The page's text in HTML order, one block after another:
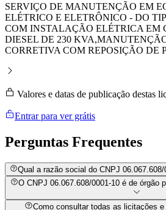
SERVIÇO DE MANUTENÇÃO EM
ELÉTRICO E ELETRÔNICO - DO
COM INSTALAÇÃO ELÉTRICA EM
DIESEL DE 230
CORRETIVA COM REPOSIÇÃO DE
Valores e datas de publicação destas
Entrar para ver grátis
Perguntas Frequentes
Qual a razão social do CNPJ 06.067.608/
O CNPJ 06.067.608/0001-10 é de órgão
Como consultar todas as licitações